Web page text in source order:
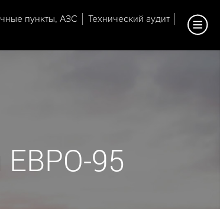
пункты, АЗС
Технический аудит
ЕВРО-95